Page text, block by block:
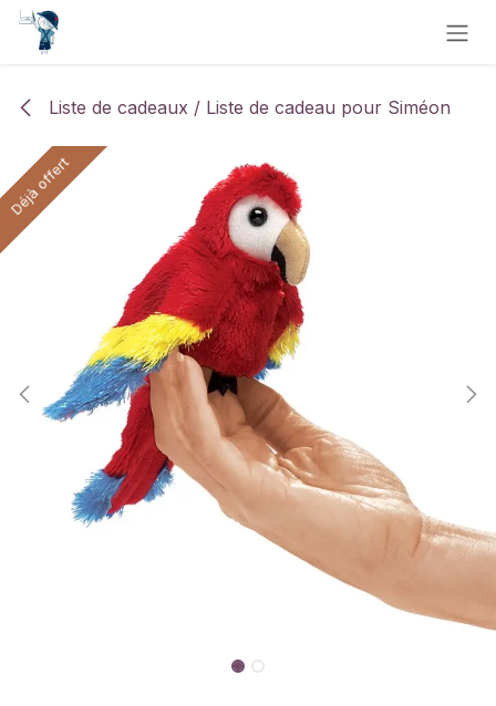
Se rendre au contenu
Liste de cadeaux / Liste de cadeau pour Siméon
Déjà offert
Déjà offert